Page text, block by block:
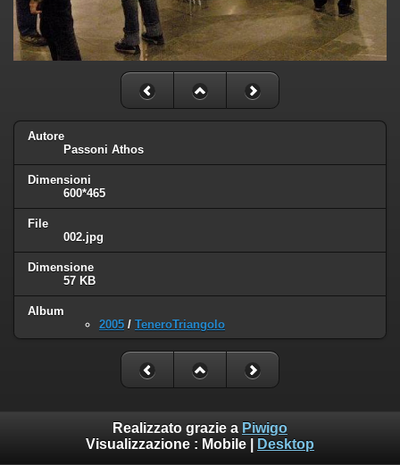
Autore
Passoni Athos
Dimensioni
600*465
File
002.jpg
Dimensione
57 KB
Album
2005 / TeneroTriangolo
Realizzato grazie a Piwigo
Visualizzazione : Mobile Desktop